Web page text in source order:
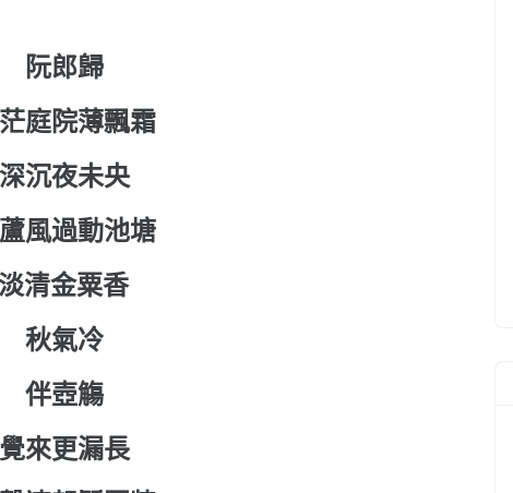
阮郎歸
庭院薄飄霜
深沉夜未央
風過動池塘
清金粟香
秋氣冷
伴壺觴
覺來更漏長